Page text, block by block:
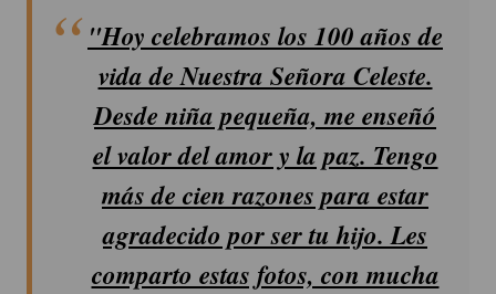
"Hoy celebramos los 100 años de
vida de Nuestra Señora Celeste.
Desde niña pequeña, me enseñó
el valor del amor y la paz. Tengo
más de cien razones para estar
agradecido por ser tu hijo. Les
comparto estas fotos, con mucha